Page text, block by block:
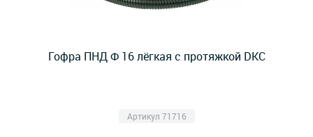
Гофра ПНД Ф 16 лёгкая с протяжкой DKC
Артикул 71716